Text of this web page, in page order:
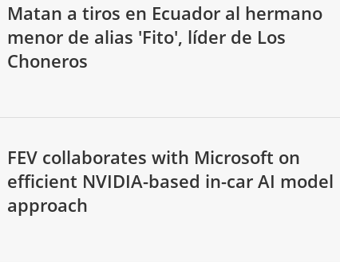
Matan a tiros en Ecuador al hermano
menor de alias 'Fito', líder de Los
Choneros
FEV collaborates with Microsoft on
efficient NVIDIA-based in-car AI model
approach